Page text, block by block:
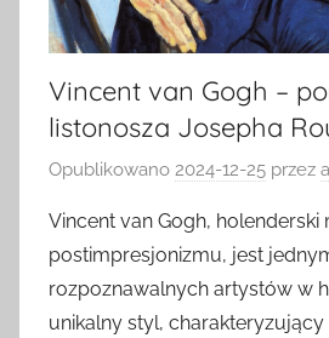
Vincent van Gogh –
listonosza Josepha
Opublikowano 2024-12-25 przez
Vincent van Gogh, holenderski
postimpresjonizmu, jest
rozpoznawalnych artystów w
unikalny styl, charakteryzujący